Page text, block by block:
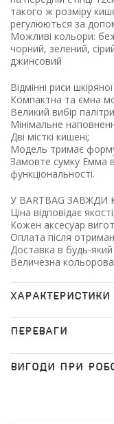
такого ж розміру
регулюються за
Можливі кольори:
чорний, зелений,
джинсовий
Відмінні риси
Компактна та ємна
Великий вибір
Мінімальне
Дві місткі кишені;
Модель тримає
Замовте сумку Емма
функціональності.
У BARTBAG
Ціна відповідає якості;
Кожен аксесуар
Оплата після
Доставка в будь-
Величезна
ХАРАКТЕРИСТИКИ
ПЕРЕВАГИ
ВИГОДИ ПРИ